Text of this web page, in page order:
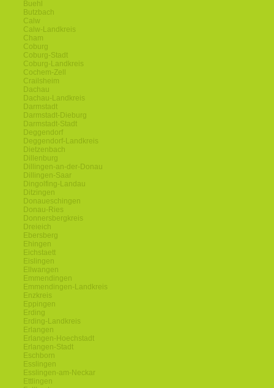
Buehl
Butzbach
Calw
Calw-Landkreis
Cham
Coburg
Coburg-Stadt
Coburg-Landkreis
Cochem-Zell
Crailsheim
Dachau
Dachau-Landkreis
Darmstadt
Darmstadt-Dieburg
Darmstadt-Stadt
Deggendorf
Deggendorf-Landkreis
Dietzenbach
Dillenburg
Dillingen-an-der-Donau
Dillingen-Saar
Dingolfing-Landau
Ditzingen
Donaueschingen
Donau-Ries
Donnersbergkreis
Dreieich
Ebersberg
Ehingen
Eichstaett
Eislingen
Ellwangen
Emmendingen
Emmendingen-Landkreis
Enzkreis
Eppingen
Erding
Erding-Landkreis
Erlangen
Erlangen-Hoechstadt
Erlangen-Stadt
Eschborn
Esslingen
Esslingen-am-Neckar
Ettlingen